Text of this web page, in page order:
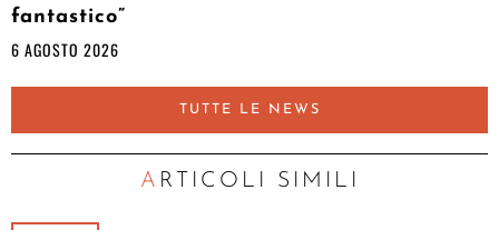
fantastico”
6 AGOSTO 2026
TUTTE LE NEWS
ARTICOLI SIMILI